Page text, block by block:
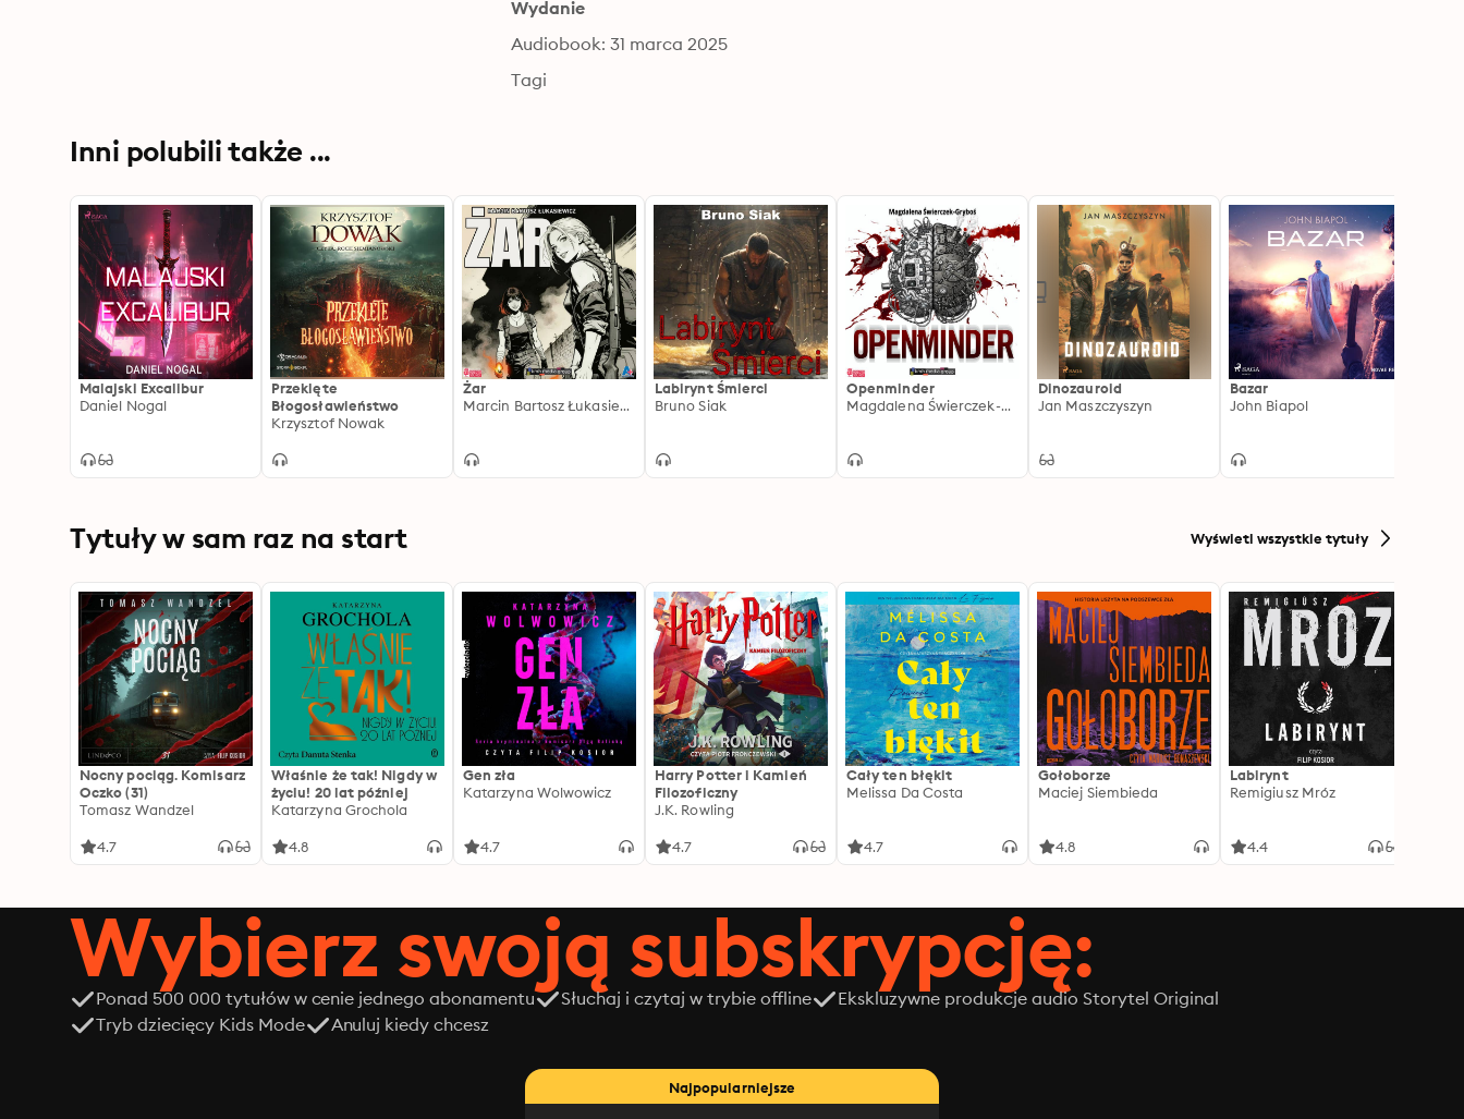
Wydanie
Audiobook: 31 marca 2025
Tagi
Inni polubili także ...
Malajski Excalibur
Daniel Nogal
Przeklęte
Błogosławieństwo
Krzysztof Nowak
Żar
Marcin Bartosz Łukasiewicz
Labirynt Śmierci
Bruno Siak
Openminder
Magdalena Świerczek-Gryboś
Dinozauroid
Jan Maszczyszyn
Bazar
John Biapol
Tytuły w sam raz na start Wyświetl wszystkie tytuły
Nocny pociąg. Komisarz
Oczko (31)
Tomasz Wandzel
4.7
Właśnie że tak! Nigdy w
życiu! 20 lat później
Katarzyna Grochola
4.8
Gen zła
Katarzyna Wolwowicz
4.7
Harry Potter i Kamień
Filozoficzny
J.K. Rowling
4.7
Cały ten błękit
Melissa Da Costa
4.7
Gołoborze
Maciej Siembieda
4.8
Labirynt
Remigiusz Mróz
4.4
Wybierz swoją subskrypcję:
Ponad 500 000 tytułów w cenie jednego abonamentu Słuchaj i czytaj w trybie offline
Ekskluzywne produkcje audio Storytel Original
Tryb dziecięcy Kids Mode
Anuluj kiedy chcesz
Najpopularniejsze